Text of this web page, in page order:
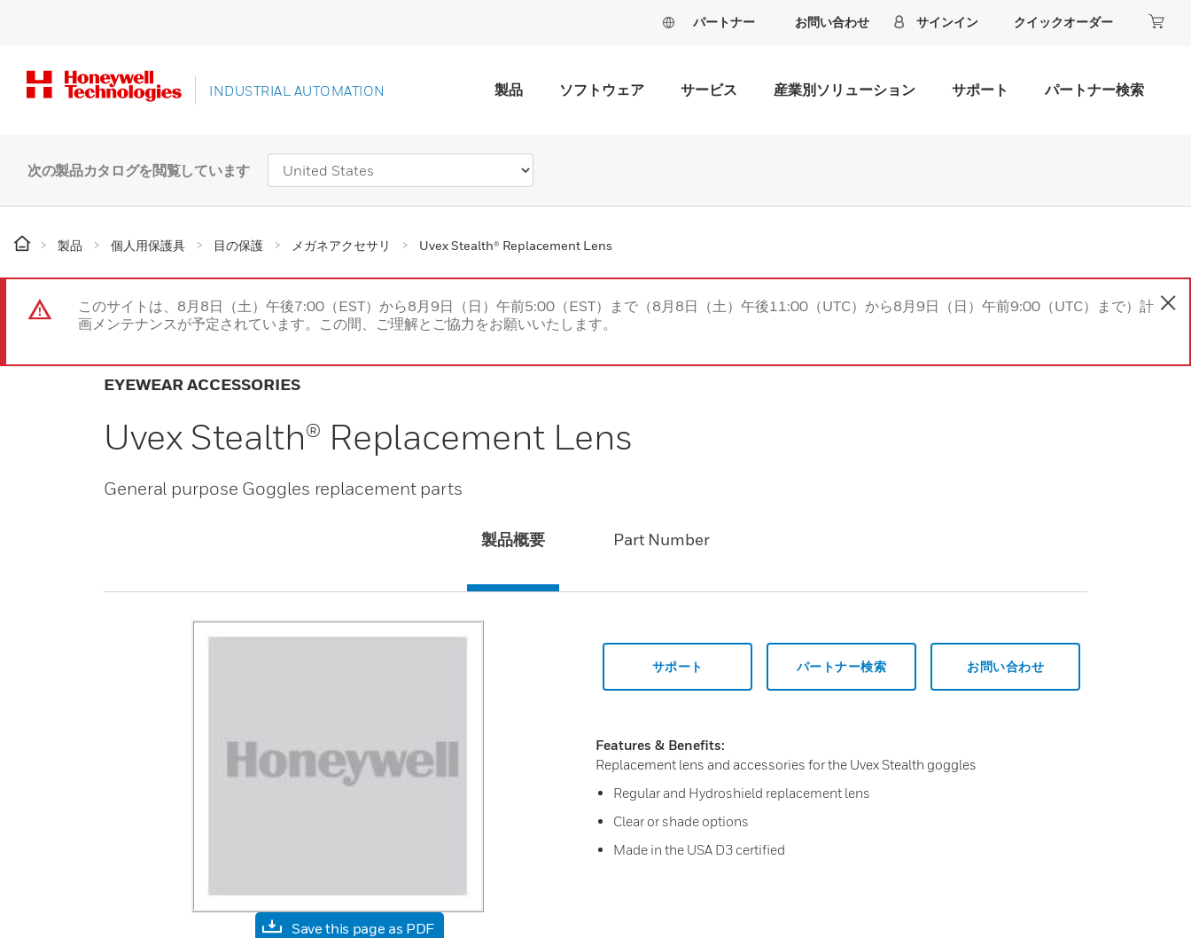
パートナー お問い合わせ サインイン クイックオーダー
INDUSTRIAL AUTOMATION 製品 ソフトウェア サービス 産業別ソリューション サポート パートナー検索
次の製品カタログを閲覧しています
製品 個人用保護具 目の保護 メガネアクセサリ Uvex Stealth® Replacement Lens
このサイトは、8月8日（土）午後7:00（EST）から8月9日（日）午前5:00（EST）まで（8月8日（土）午後11:00（UTC）から8月9日（日）午前9:00（UTC）まで）計
画メンテナンスが予定されています。この間、ご理解とご協力をお願いいたします。
EYEWEAR ACCESSORIES
Uvex Stealth® Replacement Lens
General purpose Goggles replacement parts
製品概要 Part Number
Save this page as PDF
サポート パートナー検索 お問い合わせ
Features & Benefits:
Replacement lens and accessories for the Uvex Stealth goggles
Regular and Hydroshield replacement lens
Clear or shade options
Made in the USA D3 certified